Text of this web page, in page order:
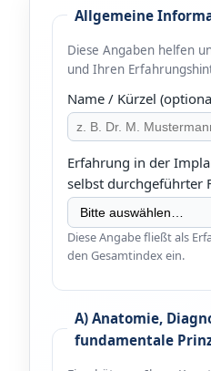
Allgemeine
Diese Angaben helfen
und Ihren
Name / Kürzel
Erfahrung in der
selbst durchgeführter
Diese Angabe fließt als
den Gesamtindex ein.
A) Anatomie,
fundamentale